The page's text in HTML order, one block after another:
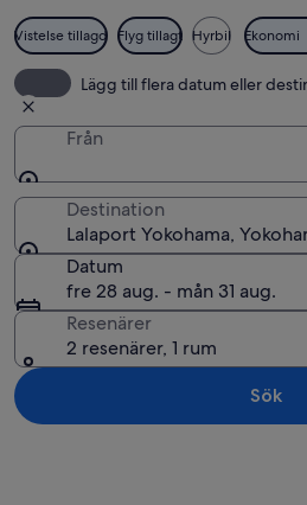
Vistelse tillagd Flyg tillagt Hyrbil Ekonomi
Lägg till flera datum eller
Från
Destination
Lalaport Yokohama,
Datum
fre 28 aug. - mån 31 aug.
Resenärer
2 resenärer, 1 rum
Sök